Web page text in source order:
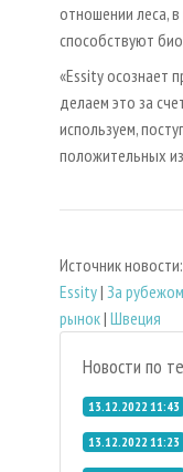
отношении леса,
способствуют
«Essity осознает
делаем это за
используем,
положительных
Источник новости:
Essity| За рубежом
рынок| Швеция
Новости по
13.12.2022 11:43
13.12.2022 11:23